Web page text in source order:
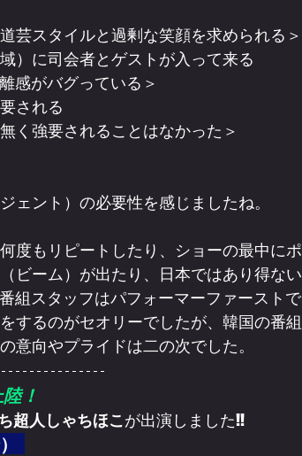
芸スタイルと過剰な笑顔を求められる＞
）に司会者とゲストが入って来る
感がバグっている＞
される
く強要されることはなかった＞
ェント）の必要性を感じましたね。
度もリピートしたり、ショーの最中にポ
ビーム）が出たり、日本ではあり得ない
組スタッフはパフォーマーファーストで
するのがセオリーでしたが、韓国の番組
意向やプライドは二の次でした。
！
超人しゃちほこ が出演しました!!